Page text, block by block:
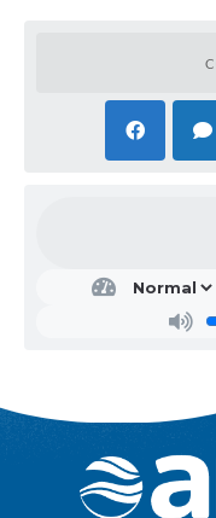
comprovar que
necessários de